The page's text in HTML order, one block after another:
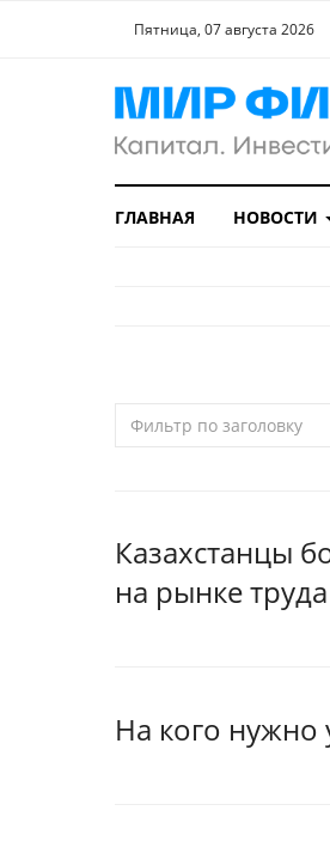
Пятница, 07 августа 2026
ГЛАВНАЯ НОВОСТИ
Казахстанцы
на рынке труда
На кого нужно